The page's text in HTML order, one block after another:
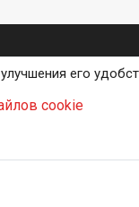
его
cookie